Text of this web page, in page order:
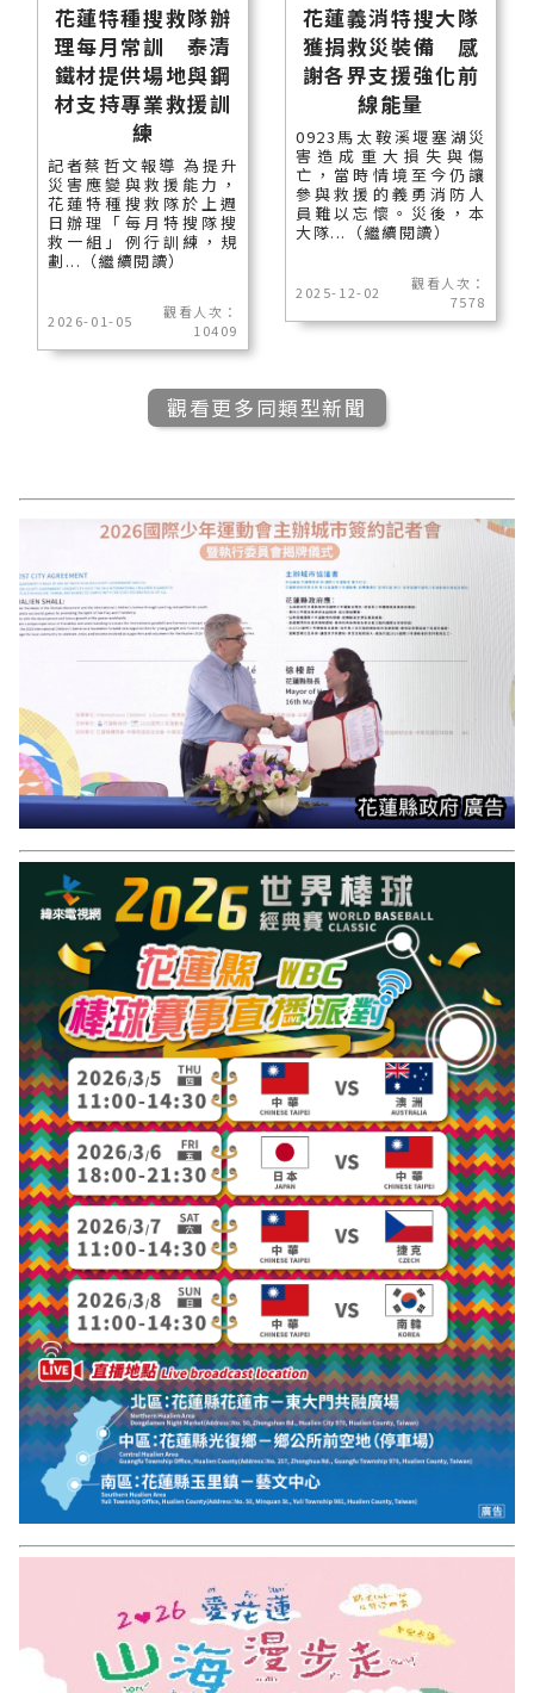
花蓮特種搜救隊辦
理每月常訓 泰清
鐵材提供場地與鋼
材支持專業救援訓
練
記者蔡哲文報導 為提升
災害應變與救援能力，
花蓮特種搜救隊於上週
日辦理「每月特搜隊搜
救一組」例行訓練，規
劃...（繼續閱讀）
2026-01-05
觀看人次：
10409
花蓮義消特搜大隊
獲捐救災裝備 感
謝各界支援強化前
線能量
0923馬太鞍溪堰塞湖災
害造成重大損失與傷
亡，當時情境至今仍讓
參與救援的義勇消防人
員難以忘懷。災後，本
大隊...（繼續閱讀）
2025-12-02
觀看人次：
7578
觀看更多同類型新聞